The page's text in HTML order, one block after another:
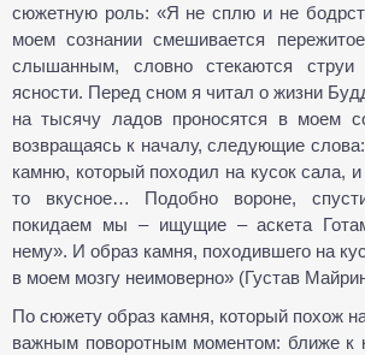
сюжетную роль: «Я не сплю и не
моем сознании смешивается
слышанным, словно стекаются струи
ясности. Перед сном я читал о жизни
на тысячу ладов проносятся в моем
возвращаясь к началу, следующие
камню, который походил на кусок сала,
то вкусное… Подобно вороне,
покидаем мы – ищущие – аскета
нему». И образ камня, походившего на
в моем мозгу неимоверно» (Густав
По сюжету образ камня, который похож
важным поворотным моментом: ближе к